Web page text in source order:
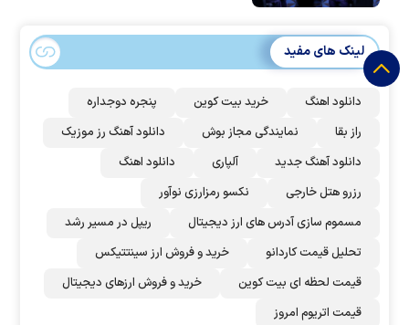
لینک های مفید
دانلود اهنگ خرید بیت کوین
پنجره دوجداره
راز بقا
نمایندگی مجاز بوش
دانلود آهنگ رز‌ موزیک
دانلود آهنگ جدید
آلپاری
دانلود اهنگ
رزرو هتل خارجی
نکسو رمزارزی نوآور
مسموم سازی آدرس های ارز دیجیتال
ریپل در مسیر رشد
تحلیل قیمت کاردانو
خرید و فروش ارز سینتتیکس
قیمت لحظه ای بیت کوین
خرید و فروش ارزهای دیجیتال
قیمت اتریوم امروز